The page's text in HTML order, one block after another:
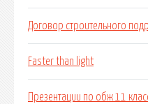
Договор строительного
Faster than light
Презентации по обж 11